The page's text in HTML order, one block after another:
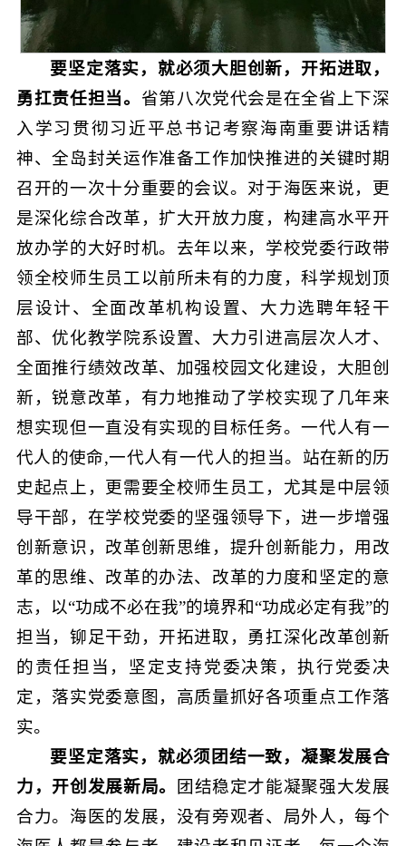
要坚定落实，就必须大胆创新，开拓进取，
勇扛责任担当。 省第八次党代会是在全省上下深
入学习贯彻习近平总书记考察海南重要讲话精
神、全岛封关运作准备工作加快推进的关键时期
召开的一次十分重要的会议。对于海医来说，更
是深化综合改革，扩大开放力度，构建高水平开
放办学的大好时机。去年以来，学校党委行政带
领全校师生员工以前所未有的力度，科学规划顶
层设计、全面改革机构设置、大力选聘年轻干
部、优化教学院系设置、大力引进高层次人才、
全面推行绩效改革、加强校园文化建设，大胆创
新，锐意改革，有力地推动了学校实现了几年来
想实现但一直没有实现的目标任务。一代人有一
代人的使命,一代人有一代人的担当。站在新的历
史起点上，更需要全校师生员工，尤其是中层领
导干部，在学校党委的坚强领导下，进一步增强
创新意识，改革创新思维，提升创新能力，用改
革的思维、改革的办法、改革的力度和坚定的意
志，以“功成不必在我”的境界和“功成必定有我”的
担当，铆足干劲，开拓进取，勇扛深化改革创新
的责任担当，坚定支持党委决策，执行党委决
定，落实党委意图，高质量抓好各项重点工作落
实。
要坚定落实，就必须团结一致，凝聚发展合
力，开创发展新局。
团结稳定才能凝聚强大发展
合力。海医的发展，没有旁观者、局外人，每个